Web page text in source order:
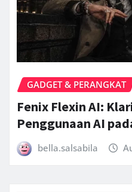
GADGET & PERANGKAT
Fenix Flexin AI:
Penggunaan AI
bella.salsabila